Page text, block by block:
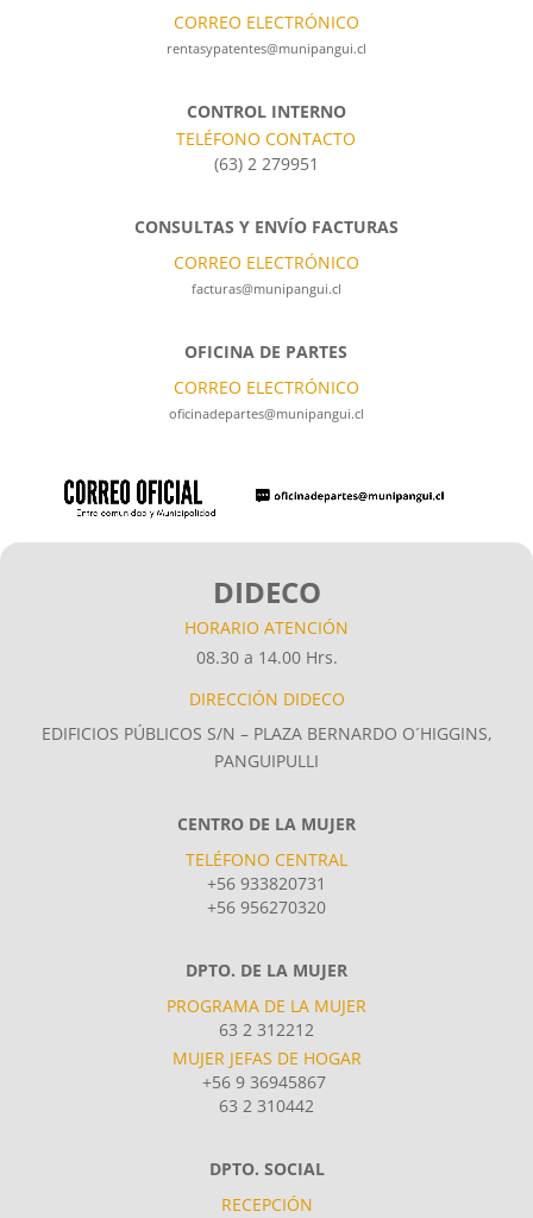
CORREO ELECTRÓNICO
rentasypatentes@munipangui.cl
CONTROL INTERNO
TELÉFONO CONTACTO
(63) 2 279951
CONSULTAS Y ENVÍO FACTURAS
CORREO ELECTRÓNICO
facturas@munipangui.cl
OFICINA DE PARTES
CORREO ELECTRÓNICO
oficinadepartes@munipangui.cl
DIDECO
HORARIO ATENCIÓN
08.30 a 14.00 Hrs.
DIRECCIÓN DIDECO
EDIFICIOS PÚBLICOS S/N – PLAZA BERNARDO O´HIGGINS,
PANGUIPULLI
CENTRO DE LA MUJER
TELÉFONO CENTRAL
+56 933820731
+56 956270320
DPTO. DE LA MUJER
PROGRAMA DE LA MUJER
63 2 312212
MUJER JEFAS DE HOGAR
+56 9 36945867
63 2 310442
DPTO. SOCIAL
RECEPCIÓN